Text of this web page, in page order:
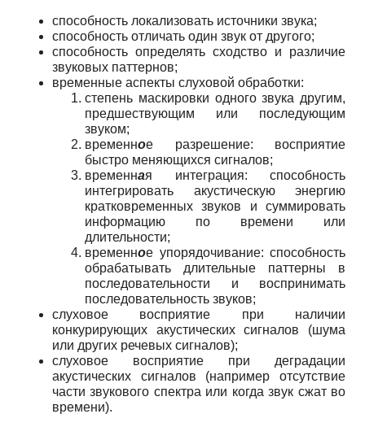
способность локализовать источники звука;
способность отличать один звук от другого;
способность определять сходство и различие
звуковых паттернов;
временные аспекты слуховой обработки:
степень маскировки одного звука другим,
предшествующим или последующим
звуком;
временное разрешение: восприятие
быстро меняющихся сигналов;
временная интеграция: способность
интегрировать акустическую энергию
кратковременных звуков и суммировать
информацию по времени или
длительности;
временное упорядочивание: способность
обрабатывать длительные паттерны в
последовательности и воспринимать
последовательность звуков;
слуховое восприятие при наличии
конкурирующих акустических сигналов (шума
или других речевых сигналов);
слуховое восприятие при деградации
акустических сигналов (например отсутствие
части звукового спектра или когда звук сжат во
времени).